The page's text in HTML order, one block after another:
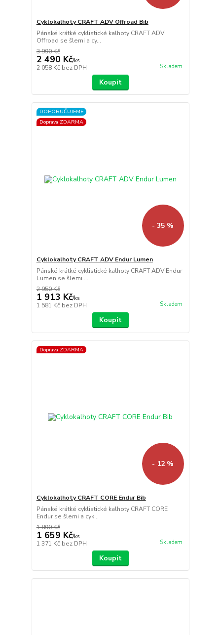
Cyklokalhoty CRAFT ADV Offroad Bib
Pánské krátké cyklistické kalhoty CRAFT ADV
Offroad se šlemi a cy...
3 990 Kč
2 490 Kč/ks
2 058 Kč bez DPH Skladem
Koupit
DOPORUČUJEME
Doprava ZDARMA
- 35 %
Cyklokalhoty CRAFT ADV Endur Lumen
Pánské krátké cyklistické kalhoty CRAFT ADV Endur
Lumen se šlemi ...
2 950 Kč
1 913 Kč/ks
1 581 Kč bez DPH Skladem
Koupit
Doprava ZDARMA
- 12 %
Cyklokalhoty CRAFT CORE Endur Bib
Pánské krátké cyklistické kalhoty CRAFT CORE
Endur se šlemi a cyk...
1 890 Kč
1 659 Kč/ks
1 371 Kč bez DPH Skladem
Koupit